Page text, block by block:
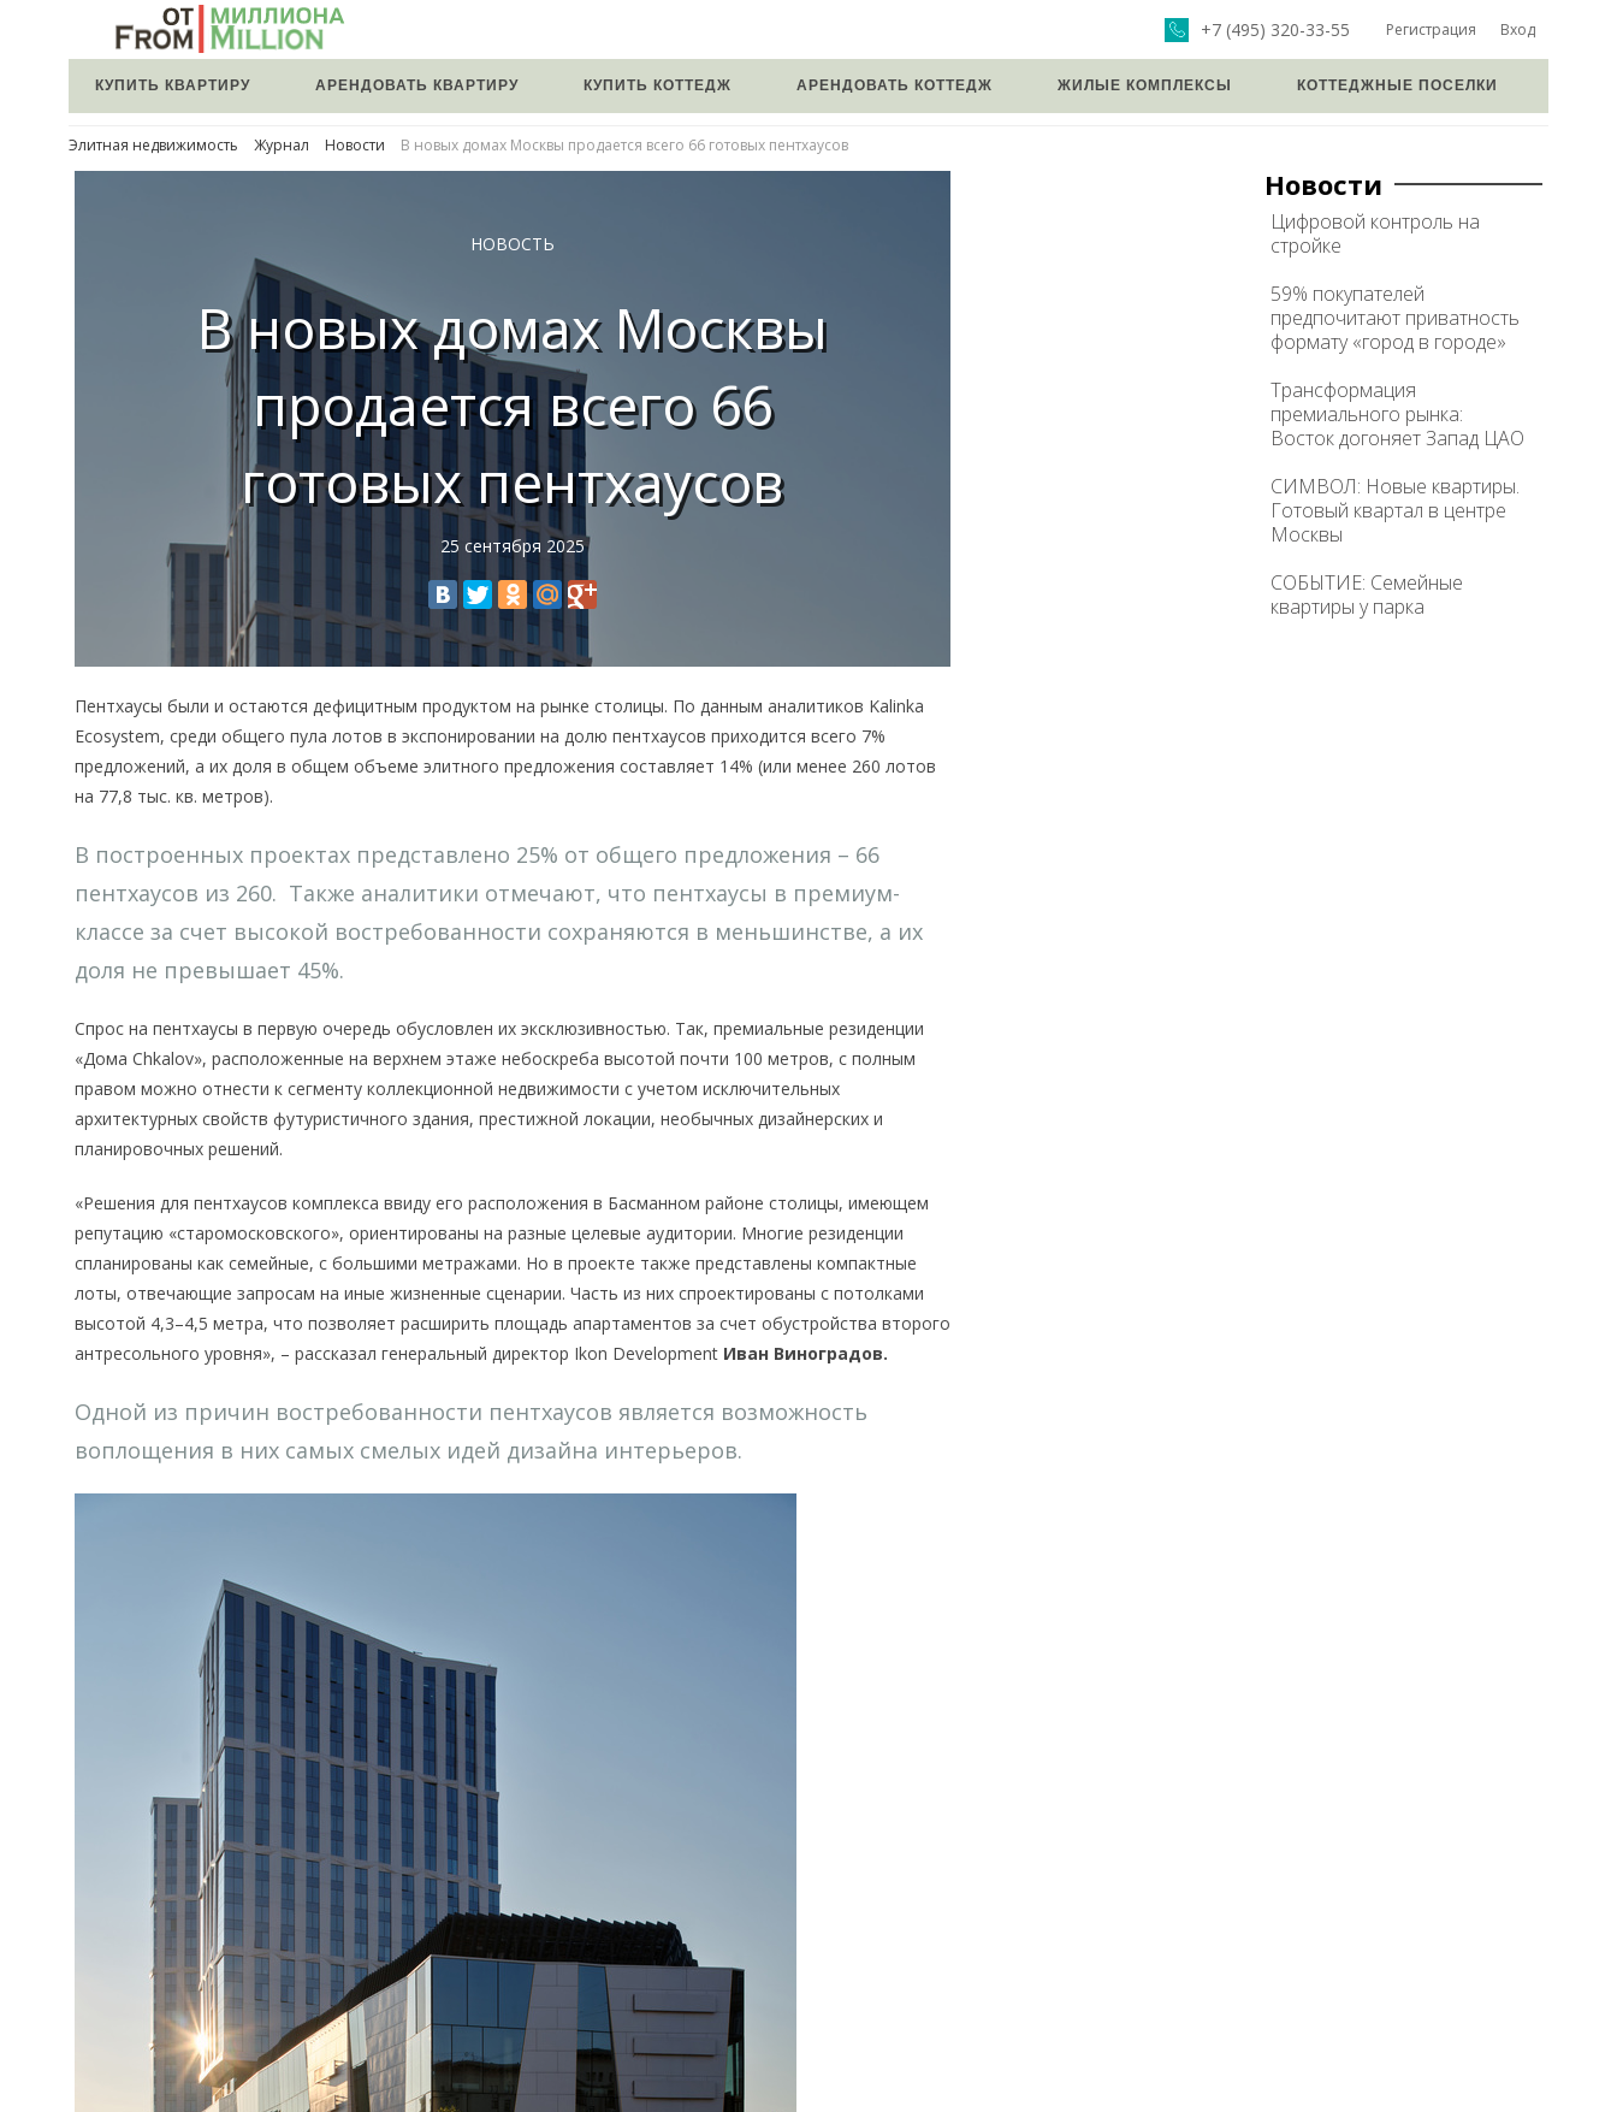
Регистрация Вход
+7 (495) 320-33-55
КУПИТЬ КВАРТИРУ АРЕНДОВАТЬ КВАРТИРУ КУПИТЬ КОТТЕДЖ АРЕНДОВАТЬ КОТТЕДЖ ЖИЛЫЕ КОМПЛЕКСЫ КОТТЕДЖНЫЕ ПОСЕЛКИ
Элитная недвижимость Журнал Новости В новых домах Москвы продается всего 66 готовых пентхаусов
НОВОСТЬ
В новых домах Москвы
продается всего 66
готовых пентхаусов
25 сентября 2025
Пентхаусы были и остаются дефицитным продуктом на рынке столицы. По данным аналитиков Kalinka
Ecosystem, среди общего пула лотов в экспонировании на долю пентхаусов приходится всего 7%
предложений, а их доля в общем объеме элитного предложения составляет 14% (или менее 260 лотов
на 77,8 тыс. кв. метров).
В построенных проектах представлено 25% от общего предложения – 66
пентхаусов из 260. Также аналитики отмечают, что пентхаусы в премиум-
классе за счет высокой востребованности сохраняются в меньшинстве, а их
доля не превышает 45%.
Спрос на пентхаусы в первую очередь обусловлен их эксклюзивностью. Так, премиальные резиденции
«Дома Chkalov», расположенные на верхнем этаже небоскреба высотой почти 100 метров, с полным
правом можно отнести к сегменту коллекционной недвижимости с учетом исключительных
архитектурных свойств футуристичного здания, престижной локации, необычных дизайнерских и
планировочных решений.
«Решения для пентхаусов комплекса ввиду его расположения в Басманном районе столицы, имеющем
репутацию «старомосковского», ориентированы на разные целевые аудитории. Многие резиденции
спланированы как семейные, с большими метражами. Но в проекте также представлены компактные
лоты, отвечающие запросам на иные жизненные сценарии. Часть из них спроектированы с потолками
высотой 4,3–4,5 метра, что позволяет расширить площадь апартаментов за счет обустройства второго
антресольного уровня», – рассказал генеральный директор Ikon Development Иван Виноградов.
Одной из причин востребованности пентхаусов является возможность
воплощения в них самых смелых идей дизайна интерьеров.
Новости
Цифровой контроль на
стройке
59% покупателей
предпочитают приватность
формату «город в городе»
Трансформация
премиального рынка:
Восток догоняет Запад ЦАО
СИМВОЛ: Новые квартиры.
Готовый квартал в центре
Москвы
СОБЫТИЕ: Семейные
квартиры у парка